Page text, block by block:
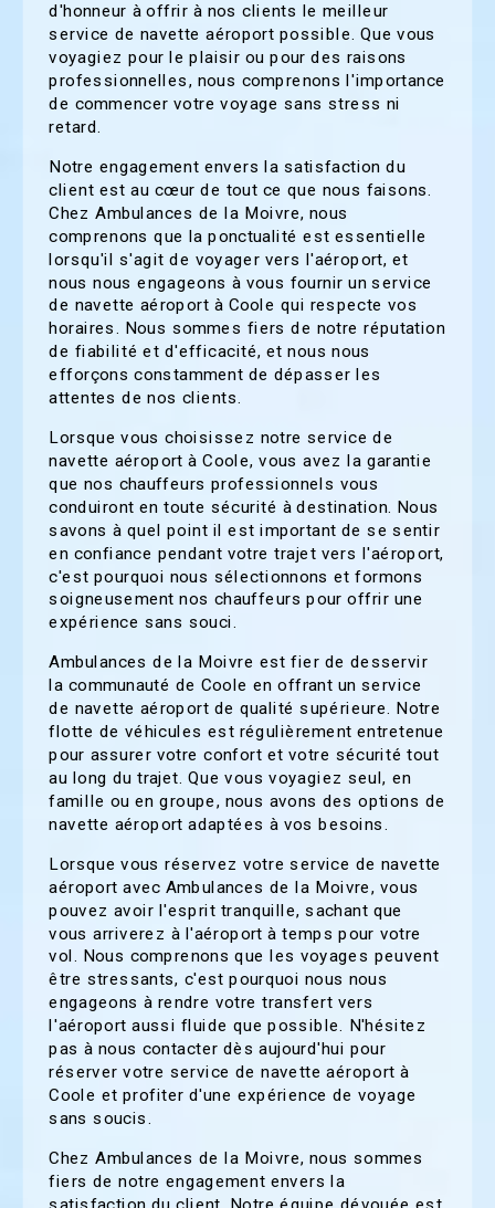
d'honneur à offrir à nos clients le meilleur
service de navette aéroport possible. Que vous
voyagiez pour le plaisir ou pour des raisons
professionnelles, nous comprenons l'importance
de commencer votre voyage sans stress ni
retard.
Notre engagement envers la satisfaction du
client est au cœur de tout ce que nous faisons.
Chez Ambulances de la Moivre, nous
comprenons que la ponctualité est essentielle
lorsqu'il s'agit de voyager vers l'aéroport, et
nous nous engageons à vous fournir un service
de navette aéroport à Coole qui respecte vos
horaires. Nous sommes fiers de notre réputation
de fiabilité et d'efficacité, et nous nous
efforçons constamment de dépasser les
attentes de nos clients.
Lorsque vous choisissez notre service de
navette aéroport à Coole, vous avez la garantie
que nos chauffeurs professionnels vous
conduiront en toute sécurité à destination. Nous
savons à quel point il est important de se sentir
en confiance pendant votre trajet vers l'aéroport,
c'est pourquoi nous sélectionnons et formons
soigneusement nos chauffeurs pour offrir une
expérience sans souci.
Ambulances de la Moivre est fier de desservir
la communauté de Coole en offrant un service
de navette aéroport de qualité supérieure. Notre
flotte de véhicules est régulièrement entretenue
pour assurer votre confort et votre sécurité tout
au long du trajet. Que vous voyagiez seul, en
famille ou en groupe, nous avons des options de
navette aéroport adaptées à vos besoins.
Lorsque vous réservez votre service de navette
aéroport avec Ambulances de la Moivre, vous
pouvez avoir l'esprit tranquille, sachant que
vous arriverez à l'aéroport à temps pour votre
vol. Nous comprenons que les voyages peuvent
être stressants, c'est pourquoi nous nous
engageons à rendre votre transfert vers
l'aéroport aussi fluide que possible. N'hésitez
pas à nous contacter dès aujourd'hui pour
réserver votre service de navette aéroport à
Coole et profiter d'une expérience de voyage
sans soucis.
Chez Ambulances de la Moivre, nous sommes
fiers de notre engagement envers la